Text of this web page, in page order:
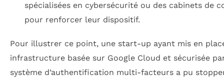
spécialisées en cybersécurité ou des cabinets de
pour renforcer leur dispositif.
Pour illustrer ce point, une start-up ayant mis en
infrastructure basée sur Google Cloud et sécurisée
système d’authentification multi-facteurs a pu